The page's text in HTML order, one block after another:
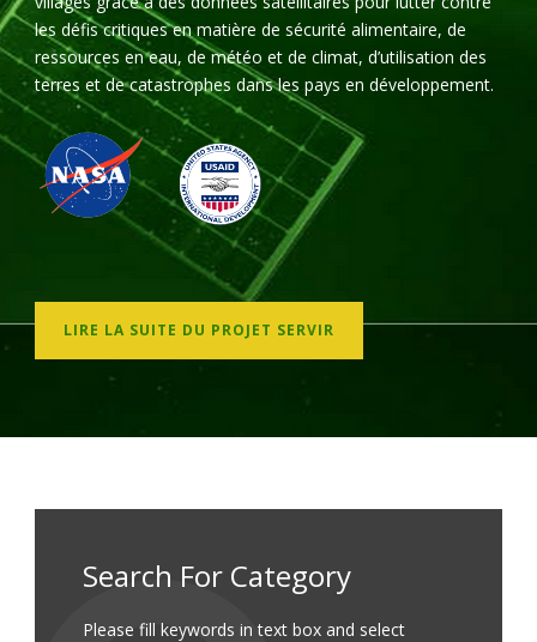
les défis critiques en matière de sécurité alimentaire, de
ressources en eau, de météo et de climat, d’utilisation des
terres et de catastrophes dans les pays en développement.
LIRE LA SUITE DU PROJET SERVIR
Search For Category
Please fill keywords in text box and select